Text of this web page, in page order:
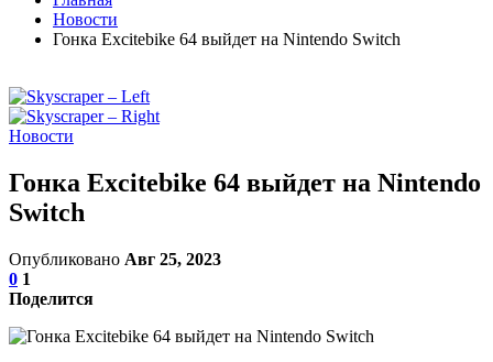
Новости
Гонка Excitebike 64 выйдет на Nintendo Switch
Новости
Гонка Excitebike 64 выйдет на Nintendo
Switch
Опубликовано Авг 25, 2023
0 1
Поделится